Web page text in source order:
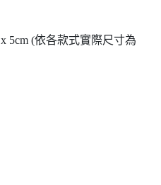
5cm (依各款式實際尺寸為